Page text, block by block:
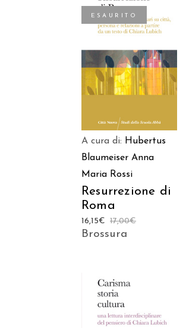
ESAURITO
LEGGI TUTTO
A cura di: Hubertus
Blaumeiser Anna
Maria Rossi
Resurrezione di
Roma
17,00€
16,15€
Brossura